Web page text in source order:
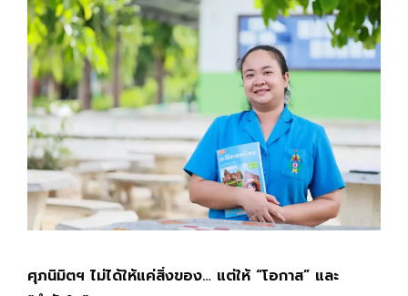
ศุภนิมิตฯ ไม่ได้ให้แค่สิ่งของ… แต่ให้ “โอกาส” และ